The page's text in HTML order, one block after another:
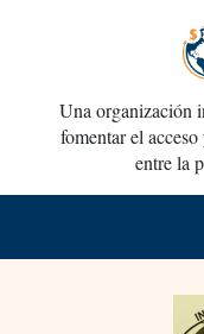
Una organización
fomentar el
entre la